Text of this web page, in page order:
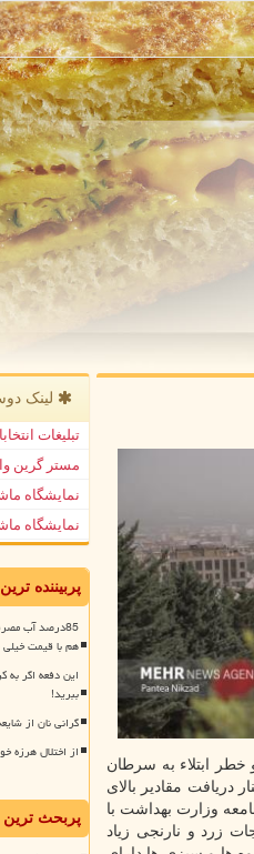
ابتلاء به سرطان
دریافت مقادیر بالای
وزارت بهداشت با
زرد و نارنجی زیاد
لینک
تبلیغات
مستر گرین
نمایشگاه
نمایشگاه
پربیننده
85درصد آب
هم با قیمت خیلی
این دفعه اگر به
ببرید!
گرانی نان از
از اختلال هرزه
پربحث ترین